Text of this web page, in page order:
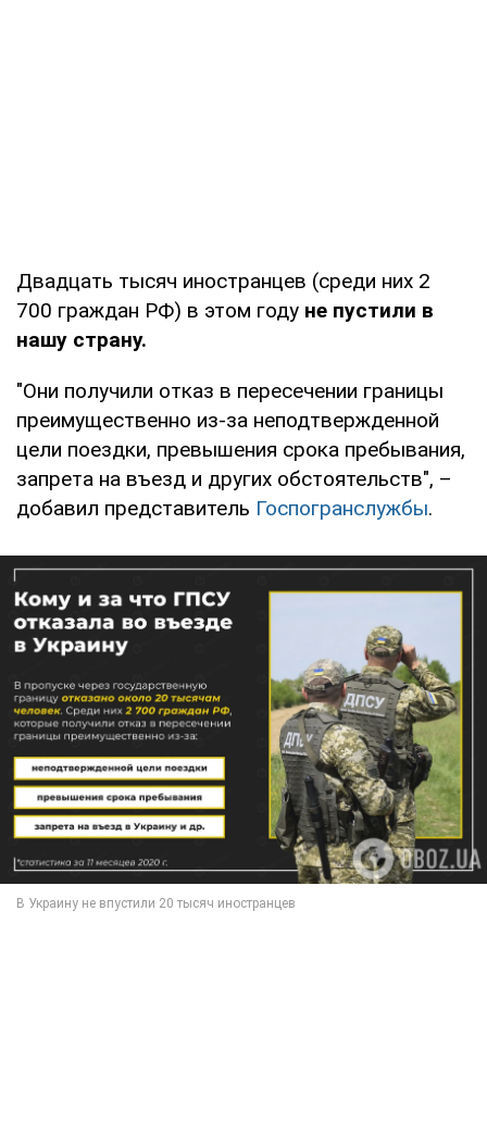
Двадцать тысяч иностранцев (среди них 2
700 граждан РФ) в этом году не пустили в
нашу страну.
"Они получили отказ в пересечении границы
преимущественно из-за неподтвержденной
цели поездки, превышения срока пребывания,
запрета на въезд и других обстоятельств", –
добавил представитель Госпогранслужбы.